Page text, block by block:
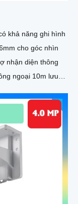
khả năng ghi hình
cho góc nhìn
nhận diện thông
ngoại 10m lưu